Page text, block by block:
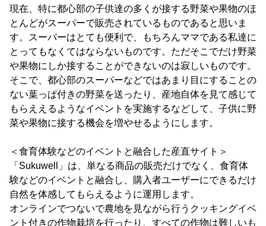
現在、特に都心部の子供達の多くが接する野菜や果物のほ
とんどがスーパーで販売されているものであると思いま
す。スーパーはとても便利で、もちろんママである私達に
とってもなくてはならないものです。ただそこでだけ野菜
や果物にしか接することができないのは寂しいものです。
そこで、都心部のスーパーなどではあまり目にすることの
ない葉っぱ付きの野菜を送ったり、産地自体を見て感じて
もらええるようなイベントを実施するなどして、子供に野
菜や果物に接する機会を増やせるようにします。
＜食育体験などのイベントと融合した産直サイト＞
「Sukuwell」は、単なる商品の販売だけでなく、食育体
験などのイベントと融合し、購入者ユーザーにできるだけ
自然を体感してもらえるように運用します。
オンラインでつないで農地を見ながら行うクッキングイベ
ント付きの作物栽培を行ったり、すべての作物は難しいも